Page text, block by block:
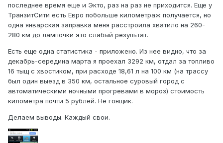
последнее время еще и Экто, раз на раз не приходится. Еще у
ТранзитСити есть Евро побольше километраж получается, но
одна январская заправка меня расстроила хватило на 260-
280 км до лампочки это слабый результат.
Есть еще одна статистика - приложено. Из нее видно, что за
декабрь-середина марта я проехал 3292 км, отдал за топливо
16 тыщ с хвостиком, при расходе 18,61 л на 100 км (на трассу
был один выезд в 350 км, остальное суровый город с
автоматическими ночными прогревами в мороз) стоимость
километра почти 5 рублей. Не гонщик.
Делаем выводы. Каждый свои.